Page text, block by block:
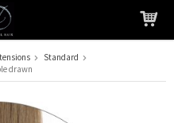
Warenkorb gelegt
Standard
drawn